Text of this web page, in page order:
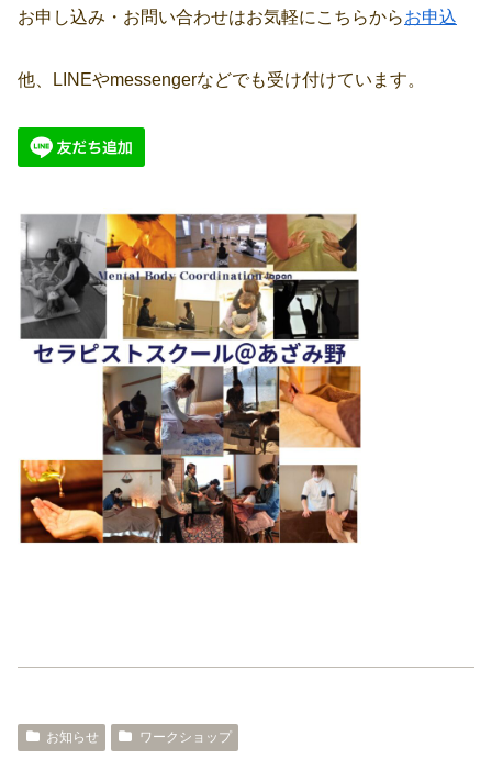
お申し込み・お問い合わせはお気軽にこちらからお申込
他、LINEやmessengerなどでも受け付けています。
お知らせ ワークショップ